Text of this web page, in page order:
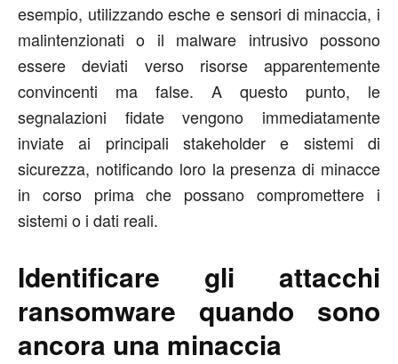
esempio, utilizzando esche e sensori di minaccia, i
malintenzionati o il malware intrusivo possono
essere deviati verso risorse apparentemente
convincenti ma false. A questo punto, le
segnalazioni fidate vengono immediatamente
inviate ai principali stakeholder e sistemi di
sicurezza, notificando loro la presenza di minacce
in corso prima che possano compromettere i
sistemi o i dati reali.
Identificare gli attacchi
ransomware quando sono
ancora una minaccia